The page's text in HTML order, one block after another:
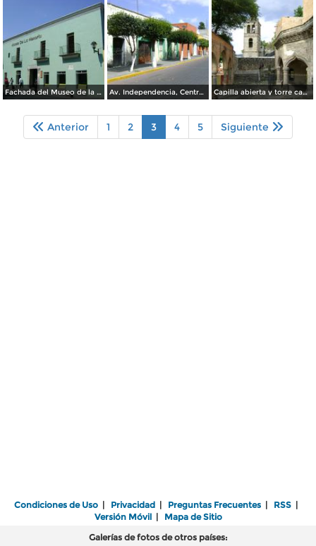
Fachada del Museo de la Memoria de Tlaxcala. Marzo/2012 Av. Independencia, Centro Histórico. Marzo/2012 Capilla abierta y torre campanario (siglo XVI). Febrero/2012
Anterior 1 2 3 4 5 Siguiente
Condiciones de Uso | Privacidad | Preguntas Frecuentes | RSS |
Versión Móvil| Mapa de Sitio
Galerías de fotos de otros países: